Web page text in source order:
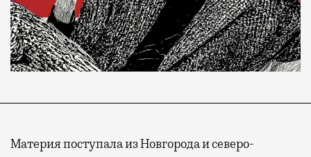
Материя поступала из Новгорода и северо-